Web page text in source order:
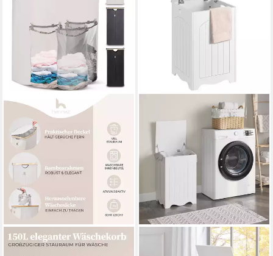
HENNEZ
Wäschebox Wäschekorb mit